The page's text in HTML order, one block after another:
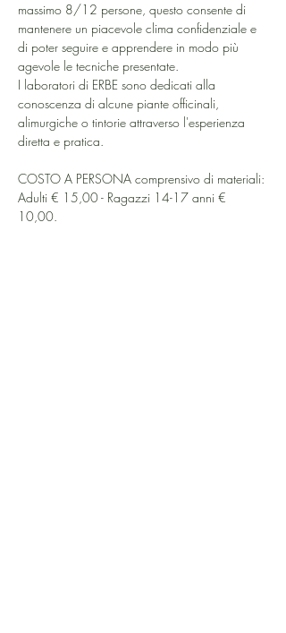
massimo 8/12 persone, questo consente di
mantenere un piacevole clima confidenziale e
di poter seguire e apprendere in modo più
agevole le tecniche presentate.
I laboratori di ERBE sono dedicati alla
conoscenza di alcune piante officinali,
alimurgiche o tintorie attraverso l'esperienza
diretta e pratica.
COSTO A PERSONA comprensivo di materiali:
Adulti € 15,00 - Ragazzi 14-17 anni €
10,00.